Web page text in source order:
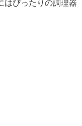
はぴったりの調理器